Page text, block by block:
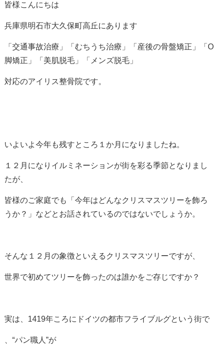
皆様こんにちは
兵庫県明石市大久保町高丘にあります
「交通事故治療」「むちうち治療」「産後の骨盤矯正」「O
脚矯正」「美肌脱毛」「メンズ脱毛」
対応のアイリス整骨院です。
いよいよ今年も残すところ１か月になりましたね。
１２月になりイルミネーションが街を彩る季節となりまし
たが、
皆様のご家庭でも「今年はどんなクリスマスツリーを飾ろ
うか？」などとお話されているのではないでしょうか。
そんな１２月の象徴といえるクリスマスツリーですが、
世界で初めてツリーを飾ったのは誰かをご存じですか？
実は、1419年ころにドイツの都市フライブルグという街で
、“パン職人”が